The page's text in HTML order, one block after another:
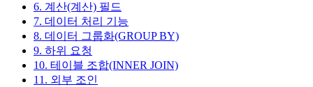
6. 계산(계산) 필드
7. 데이터 처리 기능
8. 데이터 그룹화(GROUP BY)
9. 하위 요청
10. 테이블 조합(INNER JOIN)
11. 외부 조인